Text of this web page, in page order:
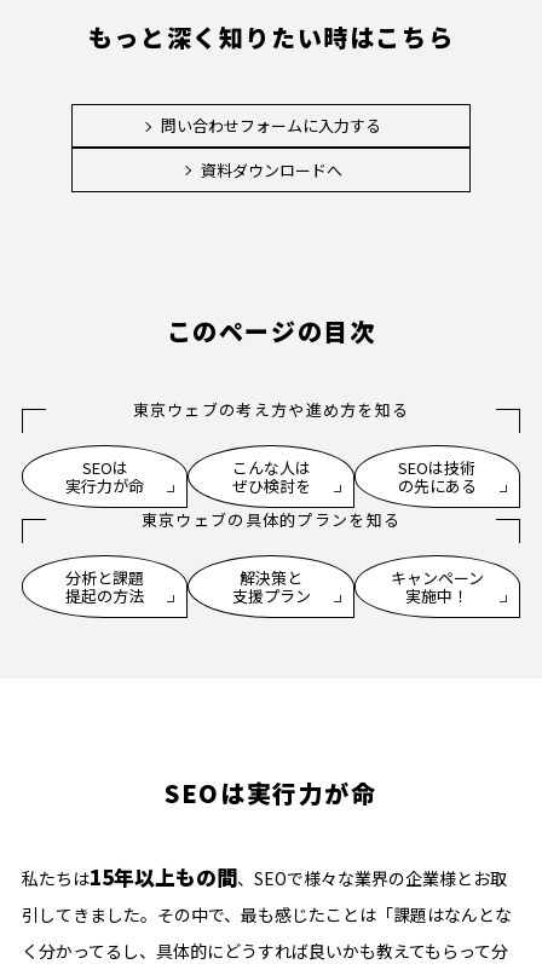
もっと深く知りたい時はこちら
問い合わせフォームに入力する
資料ダウンロードへ
このページの目次
東京ウェブの考え方や進め方を知る
SEOは
実行力が命
こんな人は
ぜひ検討を
SEOは技術
の先にある
東京ウェブの具体的プランを知る
分析と課題
提起の方法
解決策と
支援プラン
キャンペーン
実施中！
SEOは実行力が命
私たちは15年以上もの間、SEOで様々な業界の企業様とお取
引してきました。その中で、最も感じたことは「課題はなんとな
く分かってるし、具体的にどうすれば良いかも教えてもらって分